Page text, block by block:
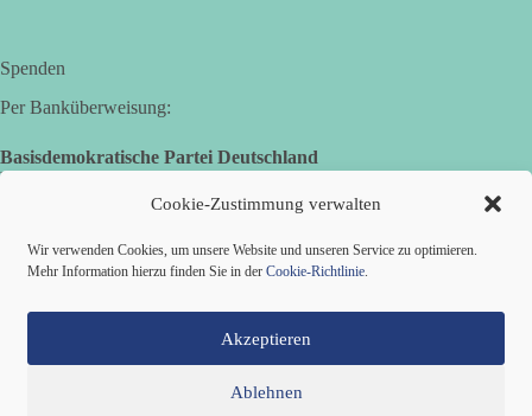
Cookie-Zustimmung verwalten
Wir verwenden Cookies, um unsere Website und unseren Service zu optimieren.
Mehr Information hierzu finden Sie in der Cookie-Richtlinie.
Akzeptieren
Ablehnen
Spenden
Per Banküberweisung:
Basisdemokratische Partei Deutschland
Landesverband Nordrhein-Westfalen
IBAN: DE14 3005 0110 1008 4913 08
(es kann zu Fehlermeldungen kommen, die jedoch keine
Auswirkungen haben.)